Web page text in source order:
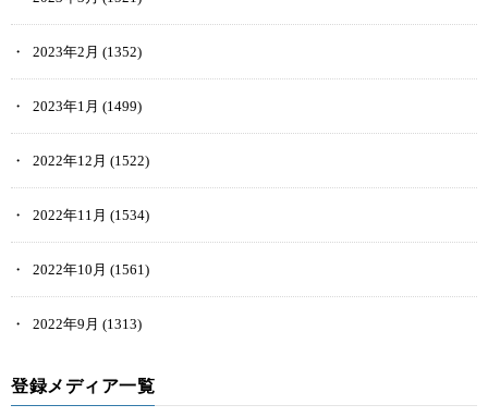
2023年2月 (1352)
2023年1月 (1499)
2022年12月 (1522)
2022年11月 (1534)
2022年10月 (1561)
2022年9月 (1313)
登録メディア一覧